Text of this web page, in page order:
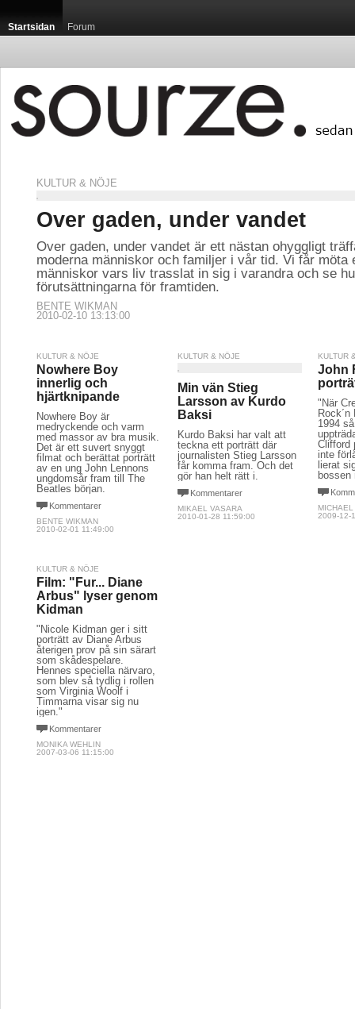
Startsidan Forum
KULTUR & NÖJE
Over gaden, under vandet
Over gaden, under vandet är ett nästan ohyggligt
moderna människor och familjer i vår tid. Vi får möta
människor vars liv trasslat in sig i varandra och se
förutsättningarna för framtiden.
BENTE WIKMAN
2010-02-10 13:13:00
KULTUR & NÖJE
Nowhere Boy
innerlig och
hjärtknipande
Nowhere Boy är
medryckende och varm
med massor av bra musik.
Det är ett suvert snyggt
filmat och berättat porträtt
av en ung John Lennons
ungdomsår fram till The
Beatles början.
Kommentarer
BENTE WIKMAN
2010-02-01 11:49:00
KULTUR & NÖJE
Min vän Stieg
Larsson av Kurdo
Baksi
Kurdo Baksi har valt att
teckna ett porträtt där
journalisten Stieg Larsson
får komma fram. Och det
gör han helt rätt i.
Kommentarer
MIKAEL VASARA
2010-01-28 11:59:00
KULTUR
John
"När
1994
Clifford
inte
lierat
bossen
2009-12-
KULTUR & NÖJE
Film: "Fur... Diane
Arbus" lyser genom
Kidman
"Nicole Kidman ger i sitt
porträtt av Diane Arbus
återigen prov på sin särart
som skådespelare.
Hennes speciella närvaro,
som blev så tydlig i rollen
som Virginia Woolf i
Timmarna visar sig nu
igen."
Kommentarer
MONIKA WEHLIN
2007-03-06 11:15:00